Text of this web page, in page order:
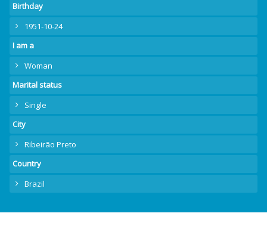
Birthday
1951-10-24
I am a
Woman
Marital status
Single
City
Ribeirão Preto
Country
Brazil